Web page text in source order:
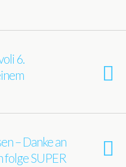
6.
– Danke an
folge SUPER